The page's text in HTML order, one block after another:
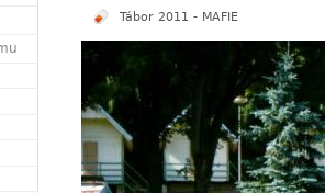
Tábor 2011 - MAFIE